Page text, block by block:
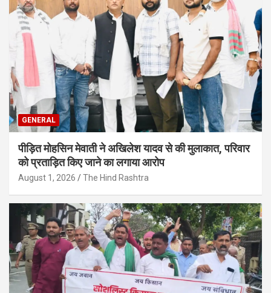
GENERAL
पीड़ित मोहसिन मेवाती ने अखिलेश यादव से की मुलाकात, परिवार
को प्रताड़ित किए जाने का लगाया आरोप
August 1, 2026 The Hind Rashtra